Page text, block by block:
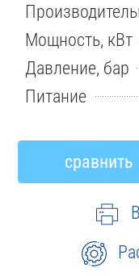
Мощность, кВт
Давление, бар
Питание